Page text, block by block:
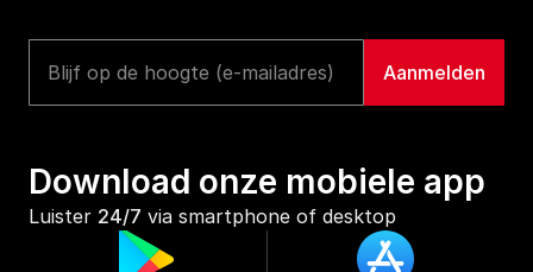
Download onze mobiele app
Luister 24/7 via smartphone of desktop